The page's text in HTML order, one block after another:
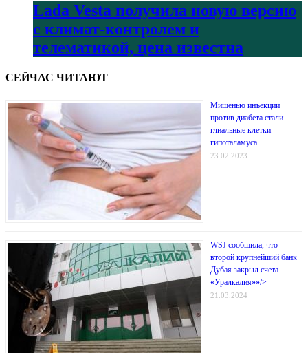
Lada Vesta получила новую версию
с климат-контролем и
телематикой, цена известна
СЕЙЧАС ЧИТАЮТ
Мишенью инъекции
против диабета стали
глиальные клетки
гипоталамуса
23.02.2023
WSJ сообщила, что
второй крупнейший банк
Дубая закрыл счета
«Уралкалия»»/>
21.03.2024